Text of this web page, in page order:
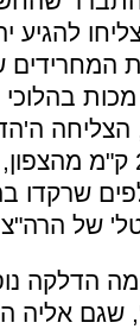
להגיע
המחרידים
הצליחה
במרחק של 200
שרקדו
של הרה"צ
הדלקה
שגם אליה